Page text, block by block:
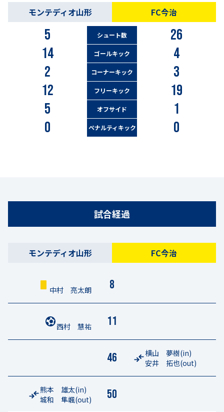
FC今治
モンテディオ山形
26
シュート数
5
4
ゴールキック
14
3
コーナーキック
2
19
フリーキック
12
1
オフサイド
5
0
ペナルティキック
0
試合経過
FC今治
モンテディオ山形
8
中村 亮太朗
11
西村 慧祐
横山 夢樹(in)
安井 拓也(out)
46
50
熊本 雄太(in)
城和 隼颯(out)